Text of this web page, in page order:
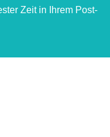
Zeit in Ihrem Post­